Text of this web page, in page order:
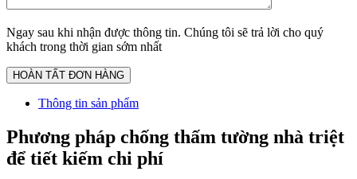
Ngay sau khi nhận được thông tin. Chúng tôi sẽ trả lời cho quý
khách trong thời gian sớm nhất
Thông tin sản phẩm
Phương pháp chống thấm tường nhà triệt
để tiết kiếm chi phí